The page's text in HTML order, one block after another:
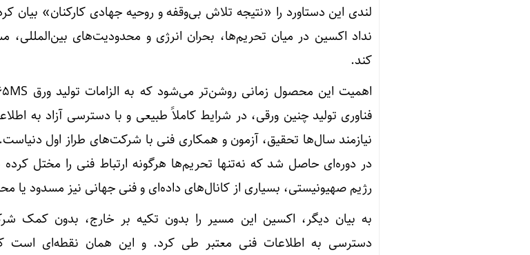
لندی این دستاورد را «نتیجه تلاش بی‌وقفه و روحیه جهادی کارکنان» بیان
نداد اکسین در میان تحریم‌ها، بحران انرژی و محدودیت‌های بین‌المللی،
کند.
فناوری تولید چنین ورقی، در شرایط کاملاً طبیعی و با دسترسی آزاد به
نیازمند سال‌ها تحقیق، آزمون و همکاری فنی با شرکت‌های طراز اول
در دوره‌ای حاصل شد که نه‌تنها تحریم‌ها هرگونه ارتباط فنی را مختل
رژیم صهیونیستی، بسیاری از کانال‌های داده‌ای و فنی جهانی نیز مسدود یا
به بیان دیگر، اکسین این مسیر را بدون تکیه بر خارج، بدون کمک
دسترسی به اطلاعات فنی معتبر طی کرد. و این همان نقطه‌ای